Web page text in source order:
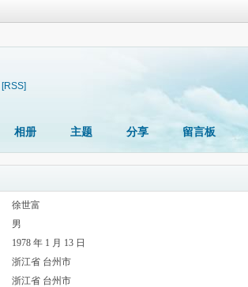
[RSS]
相册 主题 分享 留言板
徐世富
男
1978 年 1 月 13 日
浙江省 台州市
浙江省 台州市